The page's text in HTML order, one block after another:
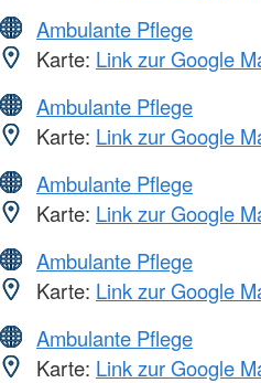
Ambulante Pflege
Karte: Link zur Google
Ambulante Pflege
Karte: Link zur Google
Ambulante Pflege
Karte: Link zur Google
Ambulante Pflege
Karte: Link zur Google
Ambulante Pflege
Karte: Link zur Google